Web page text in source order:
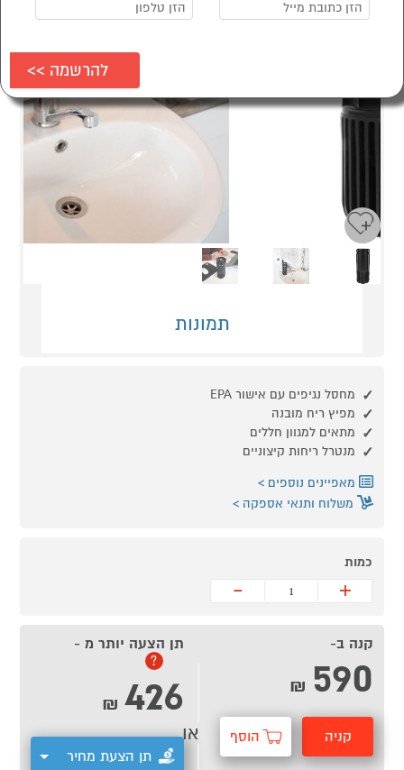
תמונות
מחסל נגיפים עם אישור EPA
מפיץ ריח מובנה
מתאים למגוון חללים
מנטרל ריחות קיצוניים
מאפיינים נוספים
משלוח ותנאי אספקה
כמות
+
-
קנה ב-
590
₪
קניה הוסף
תן הצעה יותר מ -
?
426
₪
תן הצעת מחיר
או